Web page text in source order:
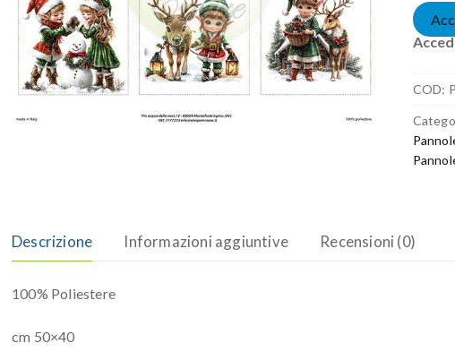
COD:
Descrizione Informazioni aggiuntive Recensioni (0)
100% Poliestere
cm 50×40